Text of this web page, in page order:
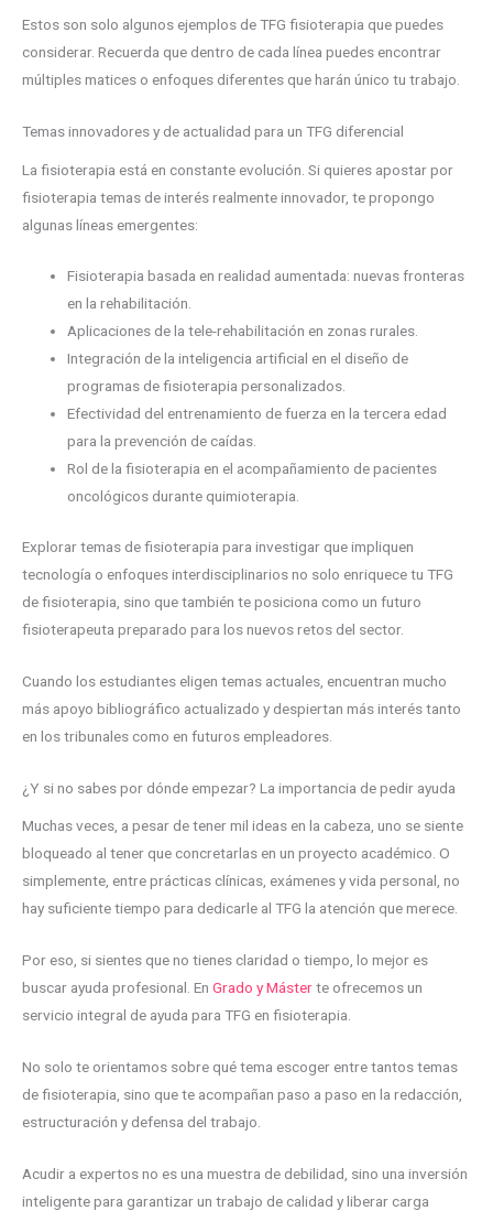
Estos son solo algunos ejemplos de TFG fisioterapia que puedes
considerar. Recuerda que dentro de cada línea puedes encontrar
múltiples matices o enfoques diferentes que harán único tu trabajo.
Temas innovadores y de actualidad para un TFG diferencial
La fisioterapia está en constante evolución. Si quieres apostar por
fisioterapia temas de interés realmente innovador, te propongo
algunas líneas emergentes:
Fisioterapia basada en realidad aumentada: nuevas fronteras
en la rehabilitación.
Aplicaciones de la tele-rehabilitación en zonas rurales.
Integración de la inteligencia artificial en el diseño de
programas de fisioterapia personalizados.
Efectividad del entrenamiento de fuerza en la tercera edad
para la prevención de caídas.
Rol de la fisioterapia en el acompañamiento de pacientes
oncológicos durante quimioterapia.
Explorar temas de fisioterapia para investigar que impliquen
tecnología o enfoques interdisciplinarios no solo enriquece tu TFG
de fisioterapia, sino que también te posiciona como un futuro
fisioterapeuta preparado para los nuevos retos del sector.
Cuando los estudiantes eligen temas actuales, encuentran mucho
más apoyo bibliográfico actualizado y despiertan más interés tanto
en los tribunales como en futuros empleadores.
¿Y si no sabes por dónde empezar? La importancia de pedir ayuda
Muchas veces, a pesar de tener mil ideas en la cabeza, uno se siente
bloqueado al tener que concretarlas en un proyecto académico. O
simplemente, entre prácticas clínicas, exámenes y vida personal, no
hay suficiente tiempo para dedicarle al TFG la atención que merece.
Por eso, si sientes que no tienes claridad o tiempo, lo mejor es
buscar ayuda profesional. En Grado y Másterte ofrecemos un
servicio integral de ayuda para TFG en fisioterapia.
No solo te orientamos sobre qué tema escoger entre tantos temas
de fisioterapia, sino que te acompañan paso a paso en la redacción,
estructuración y defensa del trabajo.
Acudir a expertos no es una muestra de debilidad, sino una inversión
inteligente para garantizar un trabajo de calidad y liberar carga